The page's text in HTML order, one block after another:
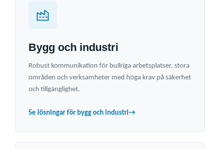
Bygg och industri
Robust kommunikation för bullriga arbetsplatser, stora
områden och verksamheter med höga krav på säkerhet
och tillgänglighet.
Se lösningar för bygg och industri→